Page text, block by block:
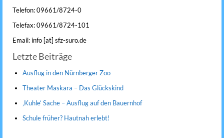
Telefon: 09661/8724-0
Telefax: 09661/8724-101
Email: info [at] sfz-suro.de
Letzte Beiträge
Ausflug in den Nürnberger Zoo
Theater Maskara – Das Glückskind
‚Kuhle‘ Sache – Ausflug auf den Bauernhof
Schule früher? Hautnah erlebt!